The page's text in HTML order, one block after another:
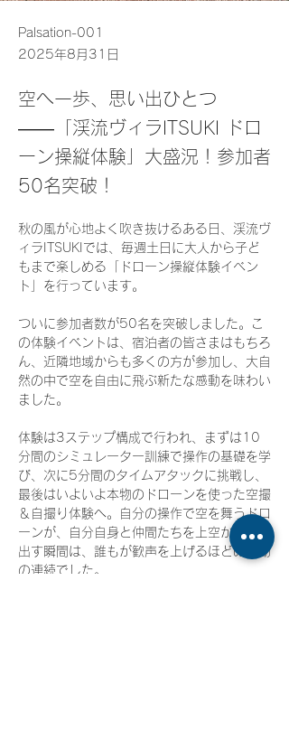
Palsation-001
2025年8月31日
空へ一歩、思い出ひとつ
――「渓流ヴィラITSUKI ドロ
ーン操縦体験」大盛況！参加者
50名突破！
秋の風が心地よく吹き抜けるある日、渓流ヴ
ィラITSUKIでは、毎週土日に大人から子ど
もまで楽しめる「ドローン操縦体験イベン
ト」を行っています。
ついに参加者数が50名を突破しました。こ
の体験イベントは、宿泊者の皆さまはもちろ
ん、近隣地域からも多くの方が参加し、大自
然の中で空を自由に飛ぶ新たな感動を味わい
ました。
体験は3ステップ構成で行われ、まずは10
分間のシミュレーター訓練で操作の基礎を学
び、次に5分間のタイムアタックに挑戦し、
最後はいよいよ本物のドローンを使った空撮
＆自撮り体験へ。自分の操作で空を舞うドロ
ーンが、自分自身と仲間たちを上空から映し
出す瞬間は、誰もが歓声を上げるほどの感動
の連続でした。